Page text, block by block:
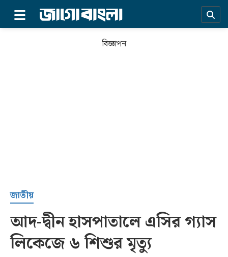
সর্বশেষ
বিজ্ঞাপন
জাতীয়
আদ-দ্বীন হাসপাতালে এসির গ্যাস
লিকেজে ৬ শিশুর মৃত্যু